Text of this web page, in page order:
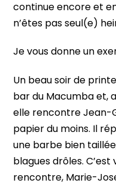
continue encore et
n’êtes pas seul(e)
Je vous donne un
Un beau soir de
bar du Macumba et,
elle rencontre Jean-
papier du moins. Il
une barbe bien
blagues drôles.
rencontre, Marie-